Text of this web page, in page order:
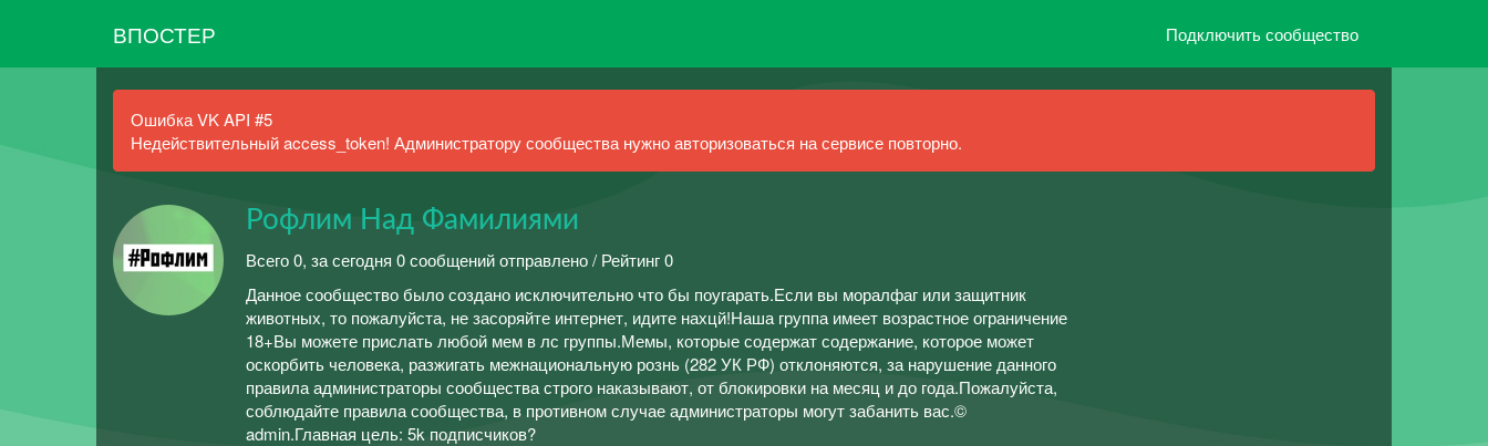
ВПОСТЕР Подключить сообщество
Ошибка VK API #5
Недействительный access_token! Администратору сообщества нужно авторизоваться на сервисе повторно.
Рофлим Над Фамилиями
Всего 0, за сегодня 0 сообщений отправлено / Рейтинг 0
Данное сообщество было создано исключительно что бы поугарать.Если вы моралфаг или защитник
животных, то пожалуйста, не засоряйте интернет, идите нахцй!Наша группа имеет возрастное ограничение
18+Вы можете прислать любой мем в лс группы.Мемы, которые содержат содержание, которое может
оскорбить человека, разжигать межнациональную рознь (282 УК РФ) отклоняются, за нарушение данного
правила администраторы сообщества строго наказывают, от блокировки на месяц и до года.Пожалуйста,
соблюдайте правила сообщества, в противном случае администраторы могут забанить вас.©
admin.Главная цель: 5k подписчиков?